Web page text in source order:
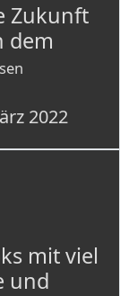
Zukunft
dem
2022
mit viel
und